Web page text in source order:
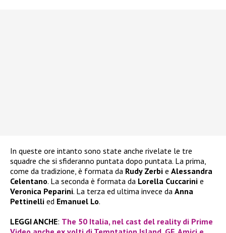
In queste ore intanto sono state anche rivelate le tre
squadre che si sfideranno puntata dopo puntata. La prima,
come da tradizione, è formata da Rudy Zerbi e Alessandra
Celentano. La seconda è formata da Lorella Cuccarini e
Veronica Peparini. La terza ed ultima invece da Anna
Pettinelli ed Emanuel Lo.
LEGGI ANCHE: The 50 Italia, nel cast del reality di Prime